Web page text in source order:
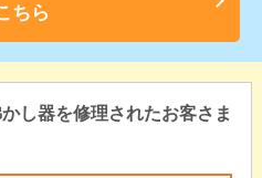
ちら
し器を修理されたお客さま